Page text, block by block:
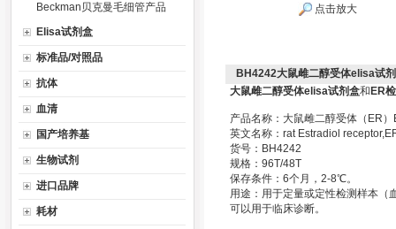
Beckman贝克曼毛细管产品
Elisa试剂盒
标准品/对照品
抗体
血清
国产培养基
生物试剂
进口品牌
耗材
点击放大
BH4242大鼠雌二醇受体elisa试
大鼠雌二醇受体elisa试剂盒和 ER
产品名称：大鼠雌二醇受体（ER
英文名称：rat Estradiol
货号：BH4242
规格：96T/48T
保存条件：6个月，2-8℃。
用途：用于定量或定性检测样本（
可以用于临床诊断。